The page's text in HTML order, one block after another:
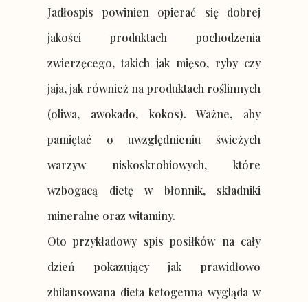
Jadłospis powinien opierać się dobrej
jakości produktach pochodzenia
zwierzęcego, takich jak mięso, ryby czy
jaja, jak również na produktach roślinnych
(oliwa, awokado, kokos). Ważne, aby
pamiętać o uwzględnieniu świeżych
warzyw niskoskrobiowych, które
wzbogacą dietę w błonnik, składniki
mineralne oraz witaminy.
Oto przykładowy spis posiłków na cały
dzień pokazujący jak prawidłowo
zbilansowana dieta ketogenna wygląda w